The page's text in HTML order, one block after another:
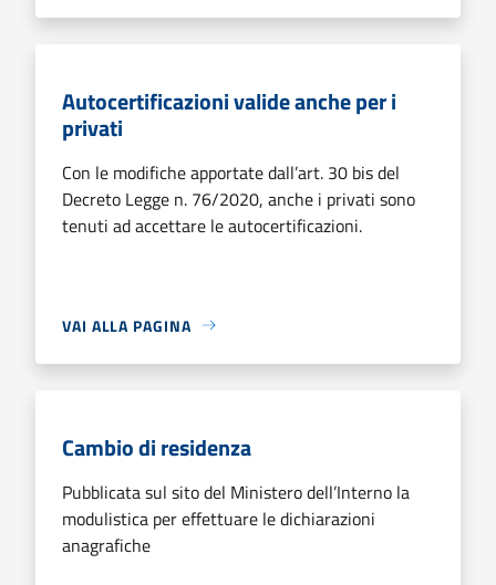
Autocertificazioni valide anche per i
privati
Con le modifiche apportate dall’art. 30 bis del
Decreto Legge n. 76/2020, anche i privati sono
tenuti ad accettare le autocertificazioni.
VAI ALLA PAGINA
Cambio di residenza
Pubblicata sul sito del Ministero dell’Interno la
modulistica per effettuare le dichiarazioni
anagrafiche